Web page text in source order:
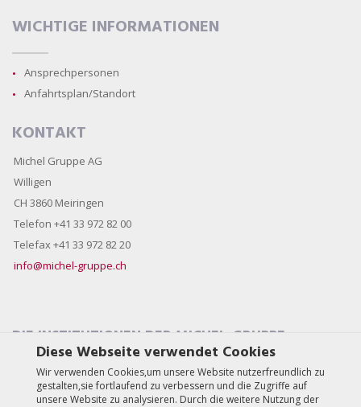
WICHTIGE INFORMATIONEN
Ansprechpersonen
Anfahrtsplan/Standort
KONTAKT
Michel Gruppe AG
Willigen
CH 3860 Meiringen
Telefon +41 33 972 82 00
Telefax +41 33 972 82 20
info@michel-gruppe.ch
DIE INSTITUTIONEN DER MICHEL-GRUPPE
Diese Webseite verwendet Cookies
Wir verwenden Cookies,um unsere Website nutzerfreundlich zu
gestalten,sie fortlaufend zu verbessern und die Zugriffe auf
unsere Website zu analysieren. Durch die weitere Nutzung der